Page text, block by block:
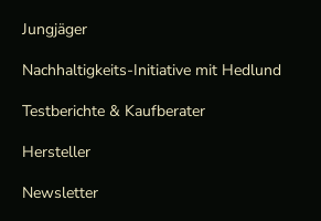
Jungjäger
Nachhaltigkeits-Initiative mit Hedlund
Testberichte & Kaufberater
Hersteller
Newsletter